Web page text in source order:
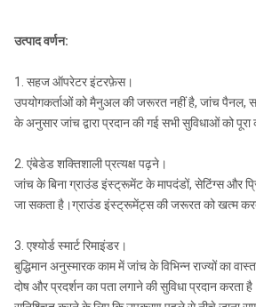
उत्पाद वर्णन:
1. सहज ऑपरेटर इंटरफ़ेस।
उपयोगकर्ताओं को मैनुअल की जरूरत नहीं है, जांच
के अनुसार जांच द्वारा प्रदान की गई सभी सुविधाओं को
2. एंबेडेड शक्तिशाली प्रत्यक्ष पढ़ने।
जांच के बिना ग्राउंड इंस्ट्रूमेंट के मापदंडों, सेटिंग्स और
जा सकता है।ग्राउंड इंस्ट्रूमेंट्स की जरूरत को खत्म
3. एश्योर्ड स्मार्ट रिमाइंडर।
बुद्धिमान अनुस्मारक काम में जांच के विभिन्न राज्यों का
दोष और प्रदर्शन का पता लगाने की सुविधा प्रदान करता